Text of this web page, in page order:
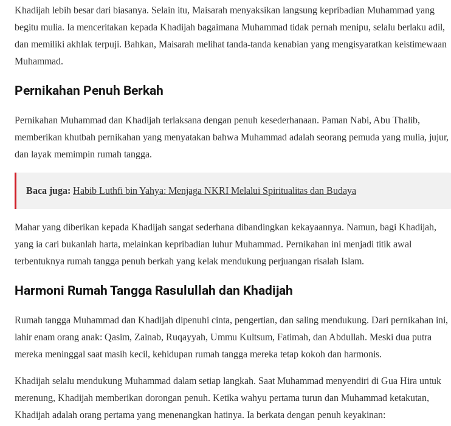
Khadijah lebih besar dari biasanya. Selain itu, Maisarah menyaksikan langsung kepribadian Muhammad yang
begitu mulia. Ia menceritakan kepada Khadijah bagaimana Muhammad tidak pernah menipu, selalu berlaku adil,
dan memiliki akhlak terpuji. Bahkan, Maisarah melihat tanda-tanda kenabian yang mengisyaratkan keistimewaan
Muhammad.
Pernikahan Penuh Berkah
Pernikahan Muhammad dan Khadijah terlaksana dengan penuh kesederhanaan. Paman Nabi, Abu Thalib,
memberikan khutbah pernikahan yang menyatakan bahwa Muhammad adalah seorang pemuda yang mulia, jujur,
dan layak memimpin rumah tangga.
Baca juga: Habib Luthfi bin Yahya: Menjaga NKRI Melalui Spiritualitas dan Budaya
Mahar yang diberikan kepada Khadijah sangat sederhana dibandingkan kekayaannya. Namun, bagi Khadijah,
yang ia cari bukanlah harta, melainkan kepribadian luhur Muhammad. Pernikahan ini menjadi titik awal
terbentuknya rumah tangga penuh berkah yang kelak mendukung perjuangan risalah Islam.
Harmoni Rumah Tangga Rasulullah dan Khadijah
Rumah tangga Muhammad dan Khadijah dipenuhi cinta, pengertian, dan saling mendukung. Dari pernikahan ini,
lahir enam orang anak: Qasim, Zainab, Ruqayyah, Ummu Kultsum, Fatimah, dan Abdullah. Meski dua putra
mereka meninggal saat masih kecil, kehidupan rumah tangga mereka tetap kokoh dan harmonis.
Khadijah selalu mendukung Muhammad dalam setiap langkah. Saat Muhammad menyendiri di Gua Hira untuk
merenung, Khadijah memberikan dorongan penuh. Ketika wahyu pertama turun dan Muhammad ketakutan,
Khadijah adalah orang pertama yang menenangkan hatinya. Ia berkata dengan penuh keyakinan: